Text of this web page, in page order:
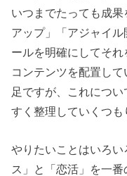
いつまでたっても成
アップ」「アジャイ
ールを明確にしてそ
コンテンツを配置し
足ですが、これにつ
すく整理していくつも
やりたいことはいろ
ス」と「恋活」を一